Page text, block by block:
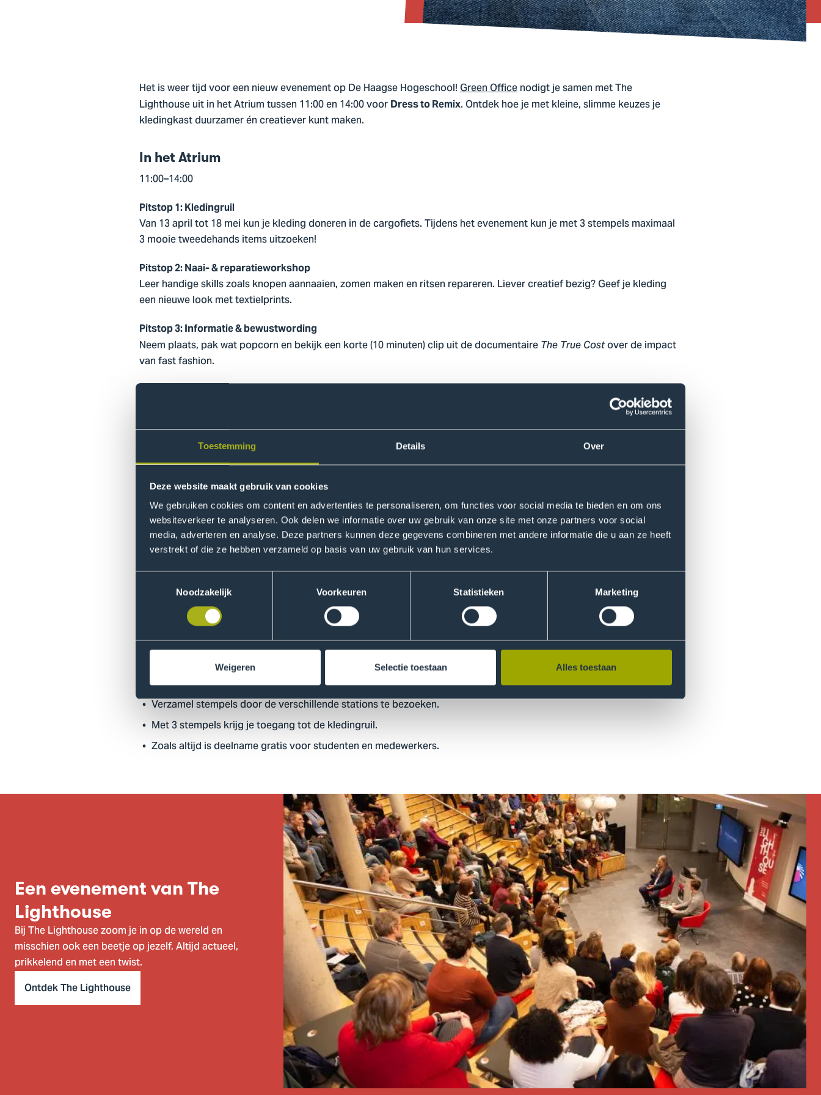
Toestemming Details Over
Deze website maakt gebruik van cookies
We gebruiken cookies om content en advertenties te personaliseren, om functies voor social media te bieden en om ons
websiteverkeer te analyseren. Ook delen we informatie over uw gebruik van onze site met onze partners voor social
media, adverteren en analyse. Deze partners kunnen deze gegevens combineren met andere informatie die u aan ze heeft
verstrekt of die ze hebben verzameld op basis van uw gebruik van hun services.
Noodzakelijk
Voorkeuren Statistieken Marketing
Weigeren Selectie toestaan Alles toestaan
Het is weer tijd voor een nieuw evenement op De Haagse Hogeschool!Green Officenodigt je samen met The
Lighthouse uit in het Atrium tussen 11:00 en 14:00 voor Dress to Remix. Ontdek hoe je met kleine, slimme keuzes je
kledingkast duurzamer én creatiever kunt maken.
In het Atrium
11:00–14:00
Pitstop 1: Kledingruil
Van 13 april tot 18 mei kun je kleding doneren in de cargofiets. Tijdens het evenement kun je met 3 stempels maximaal
3 mooie tweedehands items uitzoeken!
Pitstop 2: Naai- & reparatieworkshop
Leer handige skills zoals knopen aannaaien, zomen maken en ritsen repareren. Liever creatief bezig? Geef je kleding
een nieuwe look met textielprints.
Pitstop 3: Informatie & bewustwording
Neem plaats, pak wat popcorn en bekijk een korte (10 minuten) clip uit de documentaire The True Costover de impact
van fast fashion.
Doe mee met een speels raadspel over verschillende stoffen, begeleid door enthousiaste studenten van het Experience
Pitstop 5: Trash of très chic?
Ga creatief aan de slag en style onze mannequins in de fotowedstrijdruimte. Maak een foto, deel deze op Instagram en
wie weet win jij! Heb jij gevoel voor fashion?
Pitstop 6: Kleuradvies
Ontdek jouw persoonlijke stijl met hulp van Rigtje Bruinsma en krijg advies over kleuren die bij jou passen.
16:00–18:00
Climate Pubquiz
Kom naar West 75 en test je kennis tijdens de pubquiz. Vorm een team van minimaal 3 personen en maak kans op een
prijs. Drankjes en snacks zijn inbegrepen! Aanmelden kan viagreenoffice@hhs.nlof op de dag zelf.
Hoe werkt het?
Verzamel stempels door de verschillende stations te bezoeken.
Met 3 stempels krijg je toegang tot de kledingruil.
Zoals altijd is deelname gratis voor studenten en medewerkers.
Een evenement van The
Lighthouse
Bij The Lighthouse zoom je in op de wereld en
misschien ook een beetje op jezelf. Altijd actueel,
prikkelend en met een twist.
Ontdek The Lighthouse